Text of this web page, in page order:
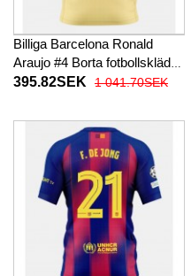
Billiga Barcelona Ronald
Araujo #4 Borta fotbollskläder
2025-26 Kortärmad
395.82SEK 1 041.70SEK